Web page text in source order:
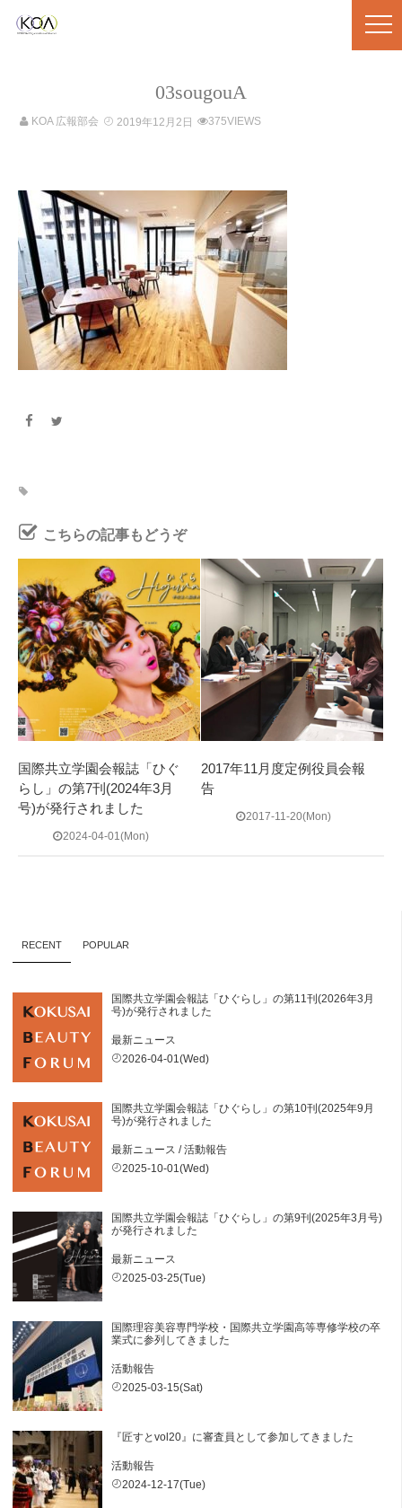
03sougouA
KOA 広報部会 2019年12月2日 375VIEWS
こちらの記事もどうぞ
国際共立学園会報誌「ひぐ
らし」の第7刊(2024年3月
号)が発行されました
2024-04-01(Mon)
2017年11月度定例役員会報
告
2017-11-20(Mon)
RECENT POPULAR
国際共立学園会報誌「ひぐらし」の第11刊(2026年3月
号)が発行されました
最新ニュース
2026-04-01(Wed)
国際共立学園会報誌「ひぐらし」の第10刊(2025年9月
号)が発行されました
最新ニュース /活動報告
2025-10-01(Wed)
国際共立学園会報誌「ひぐらし」の第9刊(2025年3月号)
が発行されました
最新ニュース
2025-03-25(Tue)
国際理容美容専門学校・国際共立学園高等専修学校の卒
業式に参列してきました
活動報告
2025-03-15(Sat)
『匠すとvol20』に審査員として参加してきました
活動報告
2024-12-17(Tue)